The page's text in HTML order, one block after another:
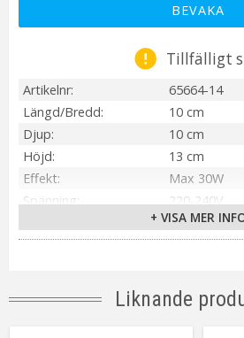
BEVAKA
Tillfälligt
Artikelnr
65664-14
Längd/Bredd
10 cm
Djup
10 cm
Höjd
13 cm
Effekt
Max 30W
Spänning
220-240V
IP20
Material / Färg
Rökgrå
Hålbricka på
Brytare på
+ VISA MER
Liknande